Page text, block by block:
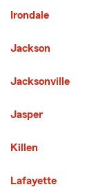
Irondale
Jackson
Jacksonville
Jasper
Killen
Lafayette